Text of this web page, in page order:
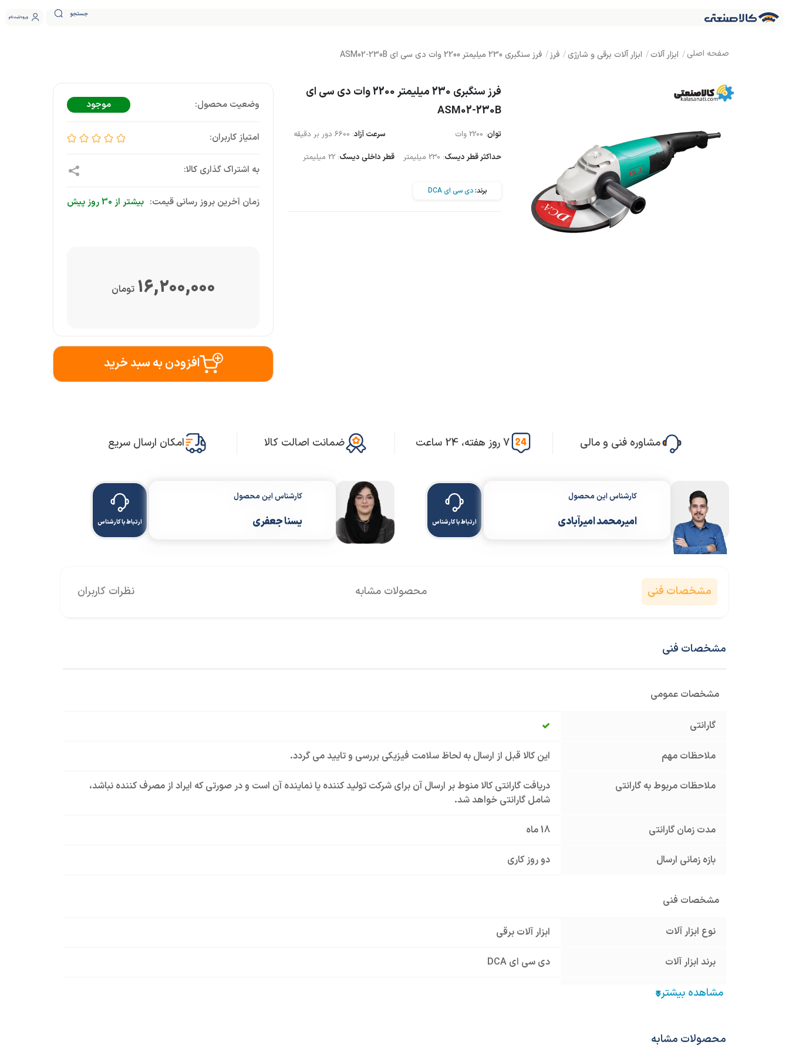
جستجو ورود ثبت نام
ابزار آلات ابزار آلات برقی و شارژی فرز فرز سنگبری 230 میلیمتر 2200 وات دی سی ای ASM02-230B
فرز سنگبری 230 میلیمتر 2200 وات دی سی ای
ASM02-230B
توان: 2200 وات سرعت آزاد: 6600 دور بر دقیقه
حداکثر قطر دیسک: 230 میلیمتر قطر داخلی دیسک: 22 میلیمتر
برند:دی سی ای DCA
موجود
زمان آخرین بروز رسانی قیمت: بیشتر از 30 روز پیش
16,200,000 تومان
افزودن به سبد خرید
مشاوره فنی و مالی 7 روز هفته، 24 ساعت ضمانت اصالت کالا امکان ارسال سریع
کارشناس این محصول
امیرمحمد امیرآبادی ارتباط با کارشناس
کارشناس این محصول
یسنا جعفری ارتباط با کارشناس
مشخصات فنی محصولات مشابه نظرات کاربران
مشخصات فنی
مشخصات عمومی
گارانتی
ملاحظات مهم این کالا قبل از ارسال به لحاظ سلامت فیزیکی بررسی و تایید می گردد.
ملاحظات مربوط به گارانتی
دریافت گارانتی کالا منوط بر ارسال آن برای شرکت تولید کننده یا نماینده آن است و در صورتی که ایراد از مصرف کننده نباشد،
شامل گارانتی خواهد شد.
مدت زمان گارانتی 18 ماه
بازه زمانی ارسال دو روز کاری
مشخصات فنی
نوع ابزار آلات ابزار آلات برقی
برند ابزار آلات دی سی ای DCA
مدل محصول
محصولات مشابه